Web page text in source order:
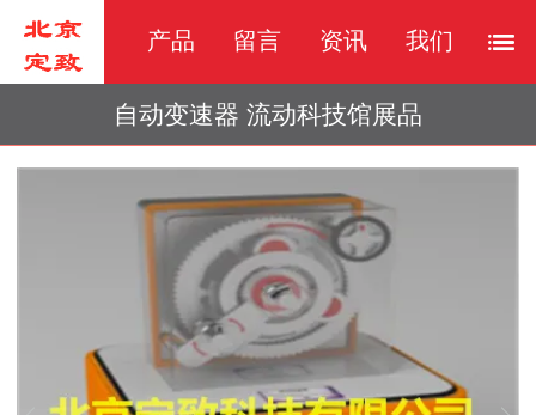
产品 留言 资讯 我们
自动变速器 流动科技馆展品